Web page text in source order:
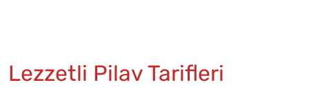
Lezzetli Pilav Tarifleri